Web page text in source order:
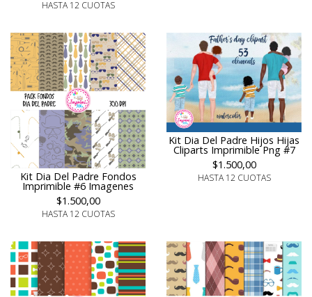
HASTA 12 CUOTAS
Kit Dia Del Padre Fondos
Imprimible #6 Imagenes
$1.500,00
HASTA 12 CUOTAS
Kit Dia Del Padre Hijos Hijas
Cliparts Imprimible Png #7
$1.500,00
HASTA 12 CUOTAS